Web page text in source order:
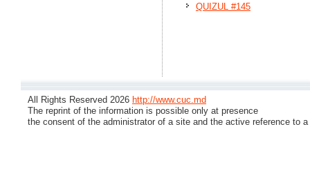
QUIZUL #145
All Rights Reserved 2026 http://www.cuc.md
The reprint of the information is possible only at presence
the consent of the administrator of a site and the active reference to